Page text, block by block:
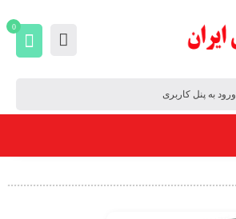
ورود به پنل کاربری
0